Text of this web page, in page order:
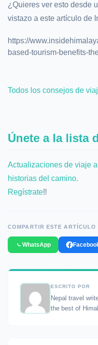
¿Quieres ver esto desde
vistazo a este artículo de
https://
based-tourism-benefits-
Todos los consejos de
Únete a la lista
Actualizaciones de viaje
historias del camino.
Regístrate!!
COMPARTIR ESTE ARTÍCULO
WhatsApp
ESCRITO POR
Nepal travel
the best of